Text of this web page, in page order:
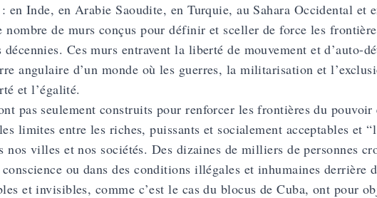
en Inde, en Arabie Saoudite, en Turquie, au Sahara Occidental et
nombre de murs conçus pour définir et sceller de force les
décennies. Ces murs entravent la liberté de mouvement et d’auto-
angulaire d’un monde où les guerres, la militarisation et
et l’égalité.
pas seulement construits pour renforcer les frontières du pouvoir
limites entre les riches, puissants et socialement acceptables et
nos villes et nos sociétés. Des dizaines de milliers de personnes
ou dans des conditions illégales et inhumaines derrière
et invisibles, comme c’est le cas du blocus de Cuba, ont pour